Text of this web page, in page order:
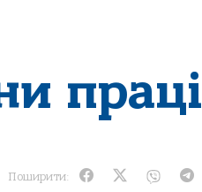
праці
Поширити: